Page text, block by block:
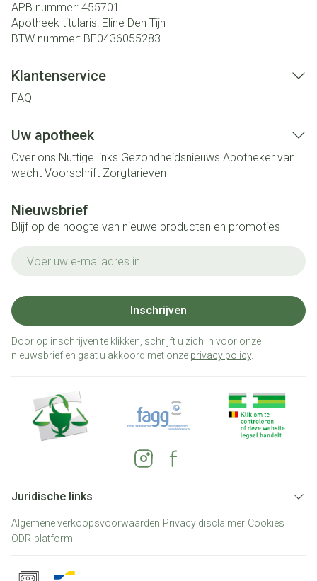
APB nummer: 455701
Apotheek titularis: Eline Den Tijn
BTW nummer: BE0436055283
Klantenservice
FAQ
Uw apotheek
Over ons Nuttige links Gezondheidsnieuws Apotheker van
wacht Voorschrift Zorgtarieven
Nieuwsbrief
Blijf op de hoogte van nieuwe producten en promoties
Inschrijven
Door op inschrijven te klikken, schrijft u zich in voor onze
nieuwsbrief en gaat u akkoord met onze privacy policy.
Juridische links
Algemene verkoopsvoorwaarden Privacy disclaimer Cookies
ODR-platform